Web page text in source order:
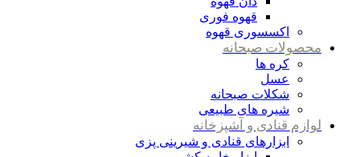
قهوه فوری
اکسسوری قهوه
محصولات صبحانه
کره ها
عسل
شکلات صبحانه
شیره های طبیعی
لوازم قنادی و آشپزخانه
ابزارهای قنادی و شیرینی پزی